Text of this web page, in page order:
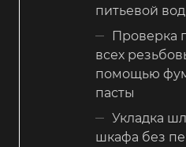
питьевой
Проверка
всех
помощью
пасты
Укладка
шкафа без